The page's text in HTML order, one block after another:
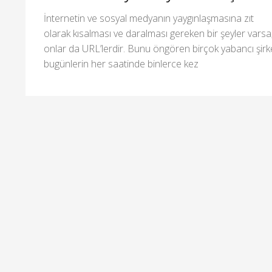
İnternetin ve sosyal medyanın yaygınlaşmasına zıt
olarak kısalması ve daralması gereken bir şeyler
onlar da URL’lerdir. Bunu öngören birçok yabancı
bugünlerin her saatinde binlerce kez